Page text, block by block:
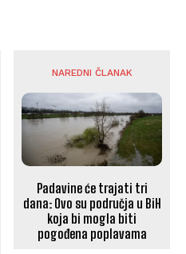
NAREDNI ČLANAK
Padavine će trajati tri
dana: Ovo su područja u BiH
koja bi mogla biti
pogođena poplavama